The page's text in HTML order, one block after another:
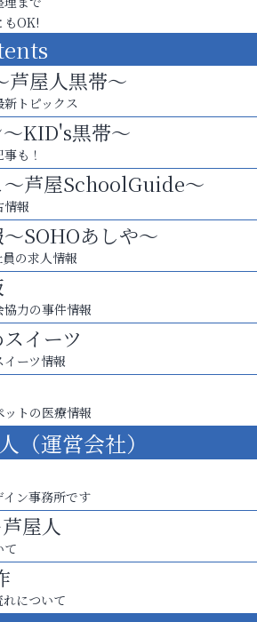
もOK!
芦屋人黒帯～
トピックス
KID's黒帯～
も！
～芦屋SchoolGuide～
情報
SOHOあしや～
の求人情報
力の事件情報
イーツ
ーツ情報
トの医療情報
（運営会社）
ン事務所です
屋人
て
について